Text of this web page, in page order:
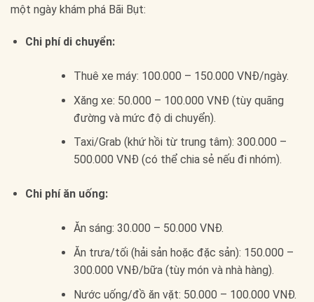
một ngày khám phá Bãi Bụt:
Chi phí di chuyển:
Thuê xe máy: 100.000 – 150.000 VNĐ/ngày.
Xăng xe: 50.000 – 100.000 VNĐ (tùy quãng
đường và mức độ di chuyển).
Taxi/Grab (khứ hồi từ trung tâm): 300.000 –
500.000 VNĐ (có thể chia sẻ nếu đi nhóm).
Chi phí ăn uống:
Ăn sáng: 30.000 – 50.000 VNĐ.
Ăn trưa/tối (hải sản hoặc đặc sản): 150.000 –
300.000 VNĐ/bữa (tùy món và nhà hàng).
Nước uống/đồ ăn vặt: 50.000 – 100.000 VNĐ.